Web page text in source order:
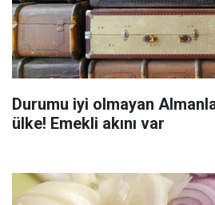
Durumu iyi olmayan
ülke! Emekli akını var